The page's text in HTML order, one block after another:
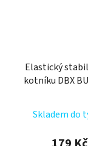
Elastický
kotníku DBX
Skladem do